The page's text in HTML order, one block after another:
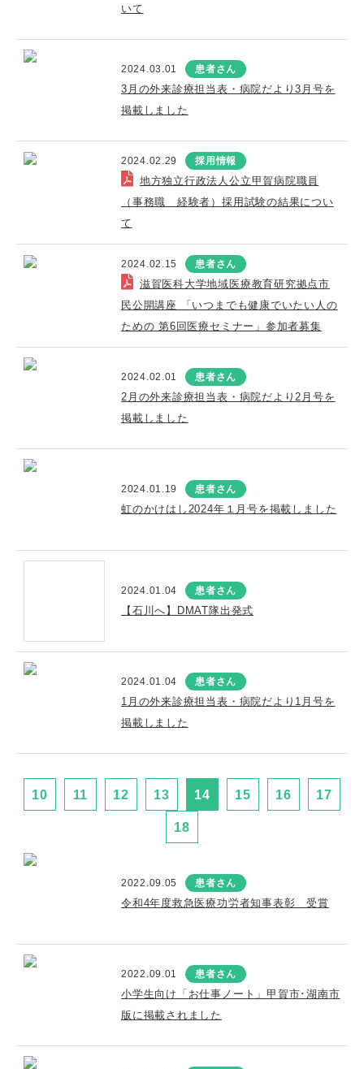
いて
2024.03.01 患者さん
3月の外来診療担当表・病院だより3月号を
掲載しました
2024.02.29 採用情報
地方独立行政法人公立甲賀病院職員
（事務職 経験者）採用試験の結果につい
て
2024.02.15 患者さん
滋賀医科大学地域医療教育研究拠点市
民公開講座 「いつまでも健康でいたい人の
ための 第6回医療セミナー」参加者募集
2024.02.01 患者さん
2月の外来診療担当表・病院だより2月号を
掲載しました
2024.01.19 患者さん
虹のかけはし2024年１月号を掲載しました
2024.01.04 患者さん
【石川へ】DMAT隊出発式
2024.01.04 患者さん
1月の外来診療担当表・病院だより1月号を
掲載しました
10 11 12 13 14 15 16 17
18
2022.09.05 患者さん
令和4年度救急医療功労者知事表彰 受賞
2022.09.01 患者さん
小学生向け「お仕事ノート」甲賀市･湖南市
版に掲載されました